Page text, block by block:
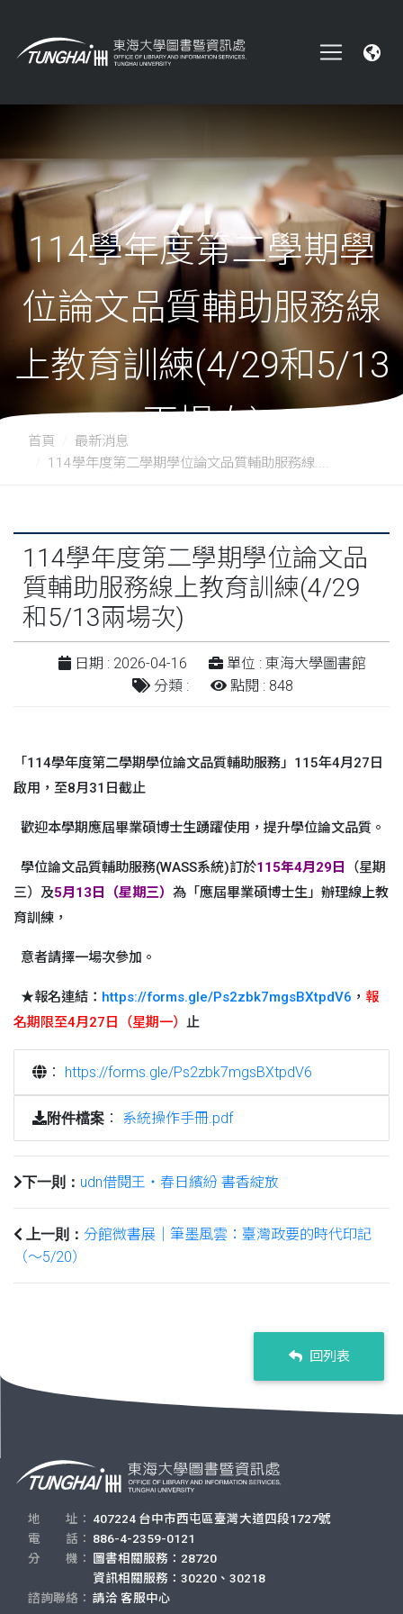
114學年度第二學期學
位論文品質輔助服務線
上教育訓練(4/29和5/13
兩場次)
首頁
最新消息
114學年度第二學期學位論文品質輔助服務線....
114學年度第二學期學位論文品
質輔助服務線上教育訓練(4/29
和5/13兩場次)
日期 : 2026-04-16
單位 : 東海大學圖書館
分類 :
點閱 : 848
「114學年度第二學期學位論文品質輔助服務」115年4月27日
啟用，至8月31日截止
歡迎本學期應屆畢業碩博士生踴躍使用，提升學位論文品質。
學位論文品質輔助服務(WASS系統)訂於115年4月29日
（星期
三）及5月13日（星期三） 為「應屆畢業碩博士生」辦理線上教
育訓練，
意者請擇一場次參加。
★報名連結： https://forms.gle/Ps2zbk7mgsBXtpdV6 ， 報
名期限至4月27日（星期一） 止
： https://forms.gle/Ps2zbk7mgsBXtpdV6
附件檔案 ： 系統操作手冊.pdf
下一則： udn借閱王‧春日繽紛 書香綻放
上一則： 分館微書展｜筆墨風雲：臺灣政要的時代印記
（～5/20）
回列表
地 址： 407224 台中市西屯區臺灣大道四段1727號
電 話： 886-4-2359-0121
分 機：
圖書相關服務：28720
資訊相關服務：30220、30218
諮詢聯絡： 請洽 客服中心